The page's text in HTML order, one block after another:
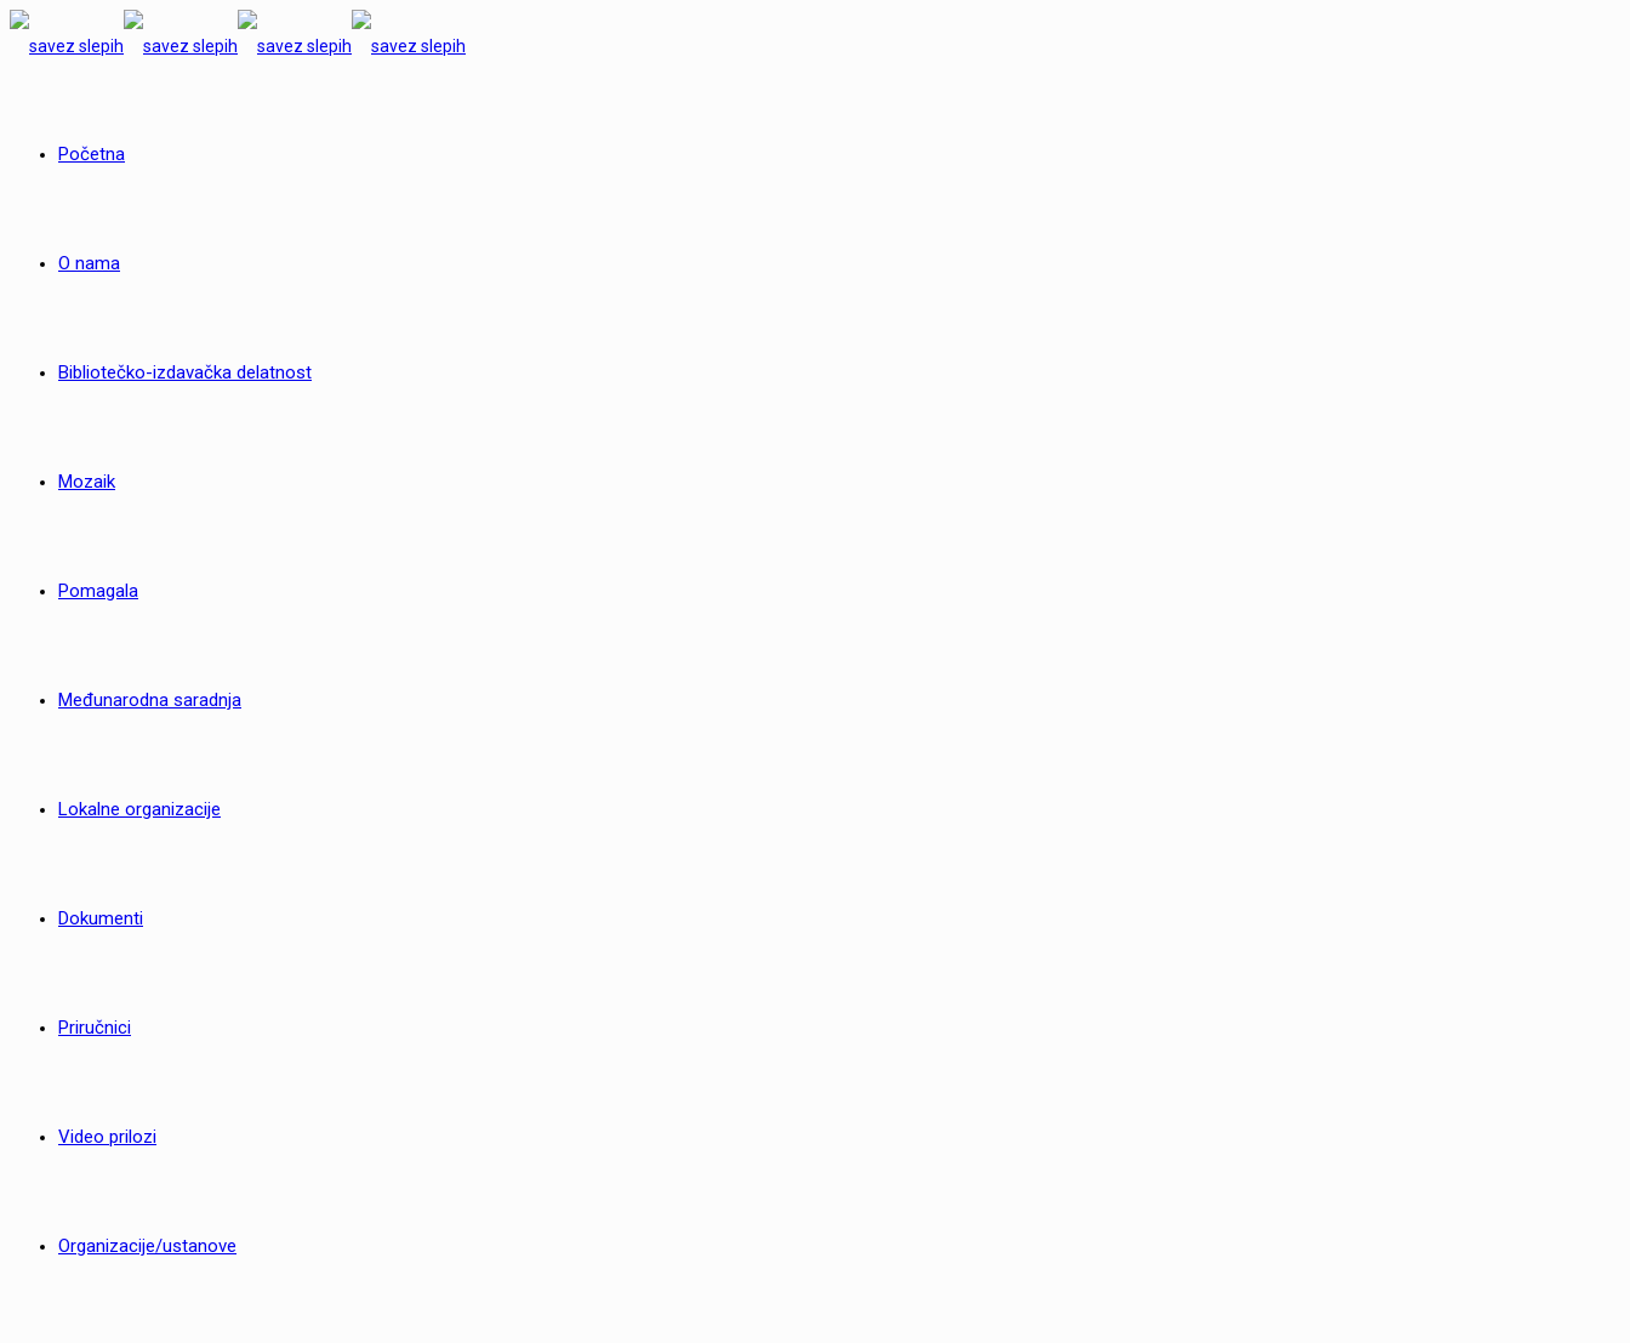
Početna
O nama
Bibliotečko-izdavačka delatnost
Mozaik
Pomagala
Međunarodna saradnja
Lokalne organizacije
Dokumenti
Priručnici
Video prilozi
Organizacije/ustanove